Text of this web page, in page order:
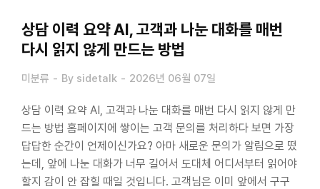
상담 이력 요약 AI, 고객과 나눈 대화를 매번
다시 읽지 않게 만드는 방법
미분류 By sidetalk 2026년 06월 07일
상담 이력 요약 AI, 고객과 나눈 대화를 매번 다시 읽지 않게 만
드는 방법 홈페이지에 쌓이는 고객 문의를 처리하다 보면 가장
답답한 순간이 언제이신가요? 아마 새로운 문의가 알림으로 떴
는데, 앞에 나눈 대화가 너무 길어서 도대체 어디서부터 읽어야
할지 감이 안 잡힐 때일 것입니다. 고객님은 이미 앞에서 구구